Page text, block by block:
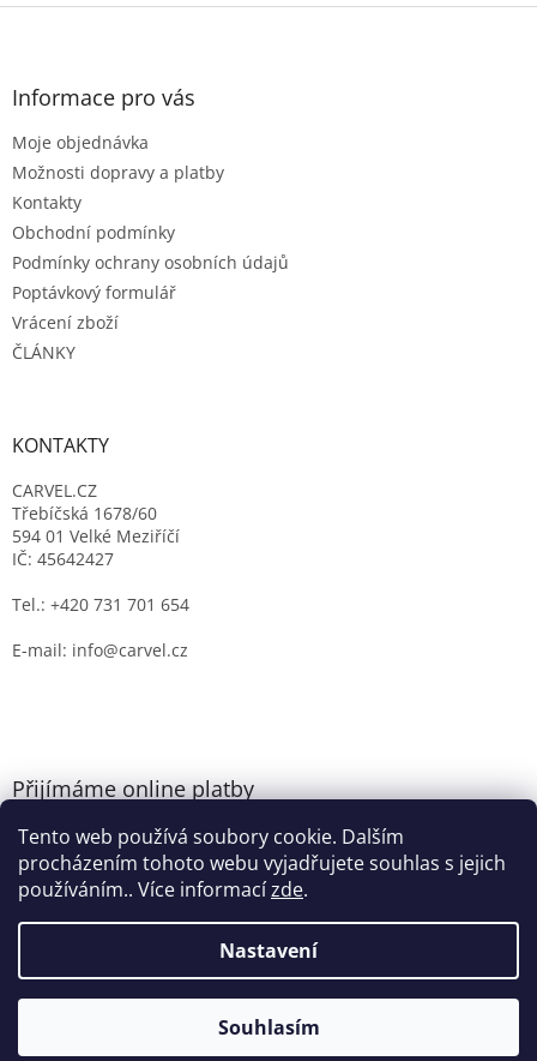
Tento web používá soubory cookie. Dalším
procházením tohoto webu vyjadřujete souhlas s jejich
používáním.. Více informacízde.
Nastavení
Souhlasím
Z
Informace pro vás
Moje objednávka
Možnosti dopravy a platby
Kontakty
Obchodní podmínky
Podmínky ochrany osobních údajů
Poptávkový formulář
Vrácení zboží
ČLÁNKY
KONTAKTY
CARVEL.CZ
Třebíčská 1678/60
594 01 Velké Meziříčí
IČ: 45642427
Tel.: +420 731 701 654
E-mail: info@carvel.cz
Přijímáme online platby
Vytvořil Shoptet
CARVEL.CZ. Všechna práva vyhrazena.